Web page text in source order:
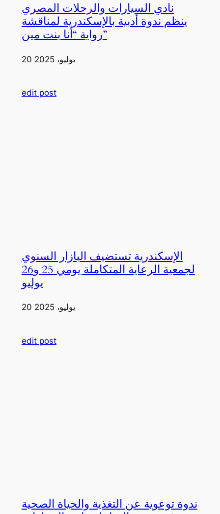
نادي السيارات والرحلات المصري
ينظم ندوة أدبية بالإسكندرية لمناقشة
رواية “أنا بنت مين”
20 يوليو، 2025
edit post
الإسكندرية تستضيف البازار السنوي
لجمعية الرعاية المتكاملة يومي 25 و26
يوليو
20 يوليو، 2025
edit post
ندوة توعوية عن التغذية والحياة الصحية